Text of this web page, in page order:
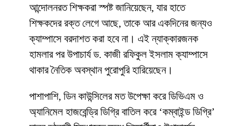
আন্দোলনরত শিক্ষকরা স্পষ্ট জানিয়েছেন, যার হাতে
শিক্ষকদের রক্ত লেগে আছে, তাকে আর একদিনের জন্যও
ক্যাম্পাসে বরদাশত করা হবে না। এই ন্যাক্কারজনক
হামলার পর উপাচার্য ড. কাজী রফিকুল ইসলাম ক্যাম্পাসে
থাকার নৈতিক অবস্থান পুরোপুরি হারিয়েছেন।
​পাশাপাশি, ডিন কাউন্সিলের মত উপেক্ষা করে ডিভিএম ও
অ্যানিমেল হাজবেন্ড্রি ডিগ্রি বাতিল করে ‘কম্বাইন্ড ডিগ্রি’